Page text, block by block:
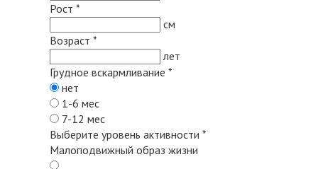
Рост *
см
Возраст *
лет
Грудное вскармливание *
нет
1-6 мес
7-12 мес
Выберите уровень активности *
Малоподвижный образ жизни